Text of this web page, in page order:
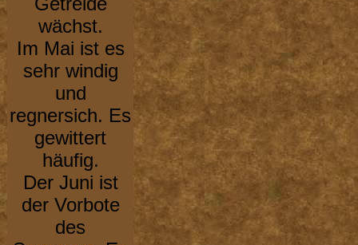
wächst.
Im Mai ist es
sehr windig
und
regnersich. Es
gewittert
häufig.
Der Juni ist
der Vorbote
des